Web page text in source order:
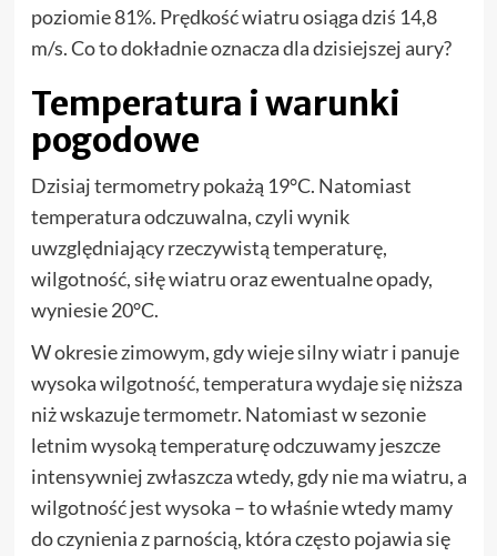
poziomie 81%. Prędkość wiatru osiąga dziś 14,8
m/s. Co to dokładnie oznacza dla dzisiejszej aury?
Temperatura i warunki
pogodowe
Dzisiaj termometry pokażą 19°C. Natomiast
temperatura odczuwalna, czyli wynik
uwzględniający rzeczywistą temperaturę,
wilgotność, siłę wiatru oraz ewentualne opady,
wyniesie 20°C.
W okresie zimowym, gdy wieje silny wiatr i panuje
wysoka wilgotność, temperatura wydaje się niższa
niż wskazuje termometr. Natomiast w sezonie
letnim wysoką temperaturę odczuwamy jeszcze
intensywniej zwłaszcza wtedy, gdy nie ma wiatru, a
wilgotność jest wysoka – to właśnie wtedy mamy
do czynienia z parnością, która często pojawia się